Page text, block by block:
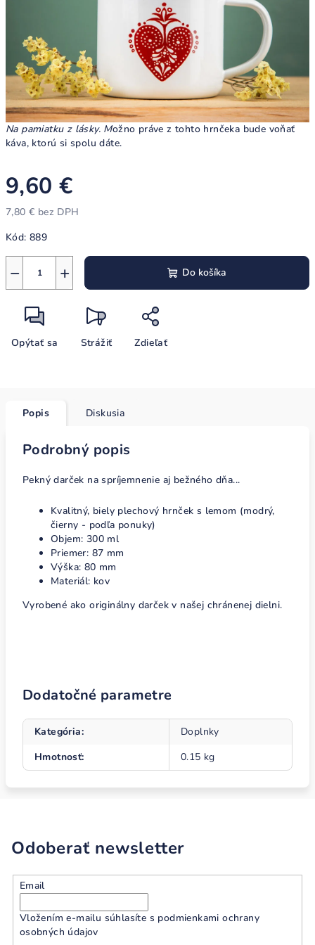
Na pamiatku z lásky. Možno práve z tohto hrnčeka bude voňať
káva, ktorú si spolu dáte.
9,60 €
7,80 € bez DPH
cena:
Kód: 889
+
− Do košíka
Opýtať sa Strážiť Zdieľať
Popis Diskusia
Podrobný popis
Pekný darček na spríjemnenie aj bežného dňa...
Kvalitný, biely plechový hrnček s lemom (modrý,
čierny - podľa ponuky)
Objem: 300 ml
Priemer: 87 mm
Výška: 80 mm
Materiál: kov
Vyrobené ako originálny darček v našej chránenej dielni.
Dodatočné parametre
Kategória:
Doplnky
Hmotnosť: 0.15 kg
Odoberať newsletter
Email
Vložením e-mailu súhlasíte s podmienkami ochrany
osobných údajov